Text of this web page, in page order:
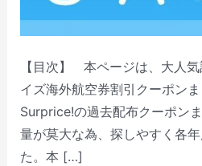
【目次】 本ページは、大人
イズ海外航空券割引クーポンま
Surprice!の過去配布クーポン
量が莫大な為、探しやすく各
た。本 […]